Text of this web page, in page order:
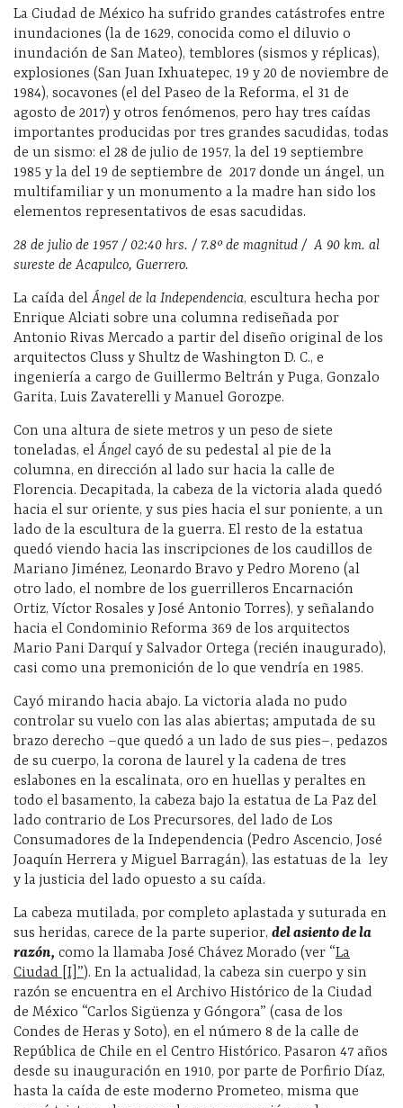
La Ciudad de México ha sufrido grandes catástrofes entre
inundaciones (la de 1629, conocida como el diluvio o
inundación de San Mateo), temblores (sismos y réplicas),
explosiones (San Juan Ixhuatepec, 19 y 20 de noviembre de
1984), socavones (el del Paseo de la Reforma, el 31 de
agosto de 2017) y otros fenómenos, pero hay tres caídas
importantes producidas por tres grandes sacudidas, todas
de un sismo: el 28 de julio de 1957, la del 19 septiembre
1985 y la del 19 de septiembre de 2017 donde un ángel, un
multifamiliar y un monumento a la madre han sido los
elementos representativos de esas sacudidas.
28 de julio de 1957 / 02:40 hrs. / 7.8º de magnitud / A 90 km. al
sureste de Acapulco, Guerrero.
La caída delÁngel de la Independencia, escultura hecha por
Enrique Alciati sobre una columna rediseñada por
Antonio Rivas Mercado a partir del diseño original de los
arquitectos Cluss y Shultz de Washington D. C., e
ingeniería a cargo de Guillermo Beltrán y Puga, Gonzalo
Garita, Luis Zavaterelli y Manuel Gorozpe.
Con una altura de siete metros y un peso de siete
toneladas, elÁngel cayó de su pedestal al pie de la
columna, en dirección al lado sur hacia la calle de
Florencia. Decapitada, la cabeza de la victoria alada quedó
hacia el sur oriente, y sus pies hacia el sur poniente, a un
lado de la escultura de la guerra. El resto de la estatua
quedó viendo hacia las inscripciones de los caudillos de
Mariano Jiménez, Leonardo Bravo y Pedro Moreno (al
otro lado, el nombre de los guerrilleros Encarnación
Ortiz, Víctor Rosales y José Antonio Torres), y señalando
hacia el Condominio Reforma 369 de los arquitectos
Mario Pani Darquí y Salvador Ortega (recién inaugurado),
casi como una premonición de lo que vendría en 1985.
Cayó mirando hacia abajo. La victoria alada no pudo
controlar su vuelo con las alas abiertas; amputada de su
brazo derecho –que quedó a un lado de sus pies–, pedazos
de su cuerpo, la corona de laurel y la cadena de tres
eslabones en la escalinata, oro en huellas y peraltes en
todo el basamento, la cabeza bajo la estatua de La Paz del
lado contrario de Los Precursores, del lado de Los
Consumadores de la Independencia (Pedro Ascencio, José
Joaquín Herrera y Miguel Barragán), las estatuas de la ley
y la justicia del lado opuesto a su caída.
La cabeza mutilada, por completo aplastada y suturada en
sus heridas, carece de la parte superior, del asiento de la
razón, como la llamaba José Chávez Morado (ver “La
Ciudad [I]”). En la actualidad, la cabeza sin cuerpo y sin
razón se encuentra en el Archivo Histórico de la Ciudad
de México “Carlos Sigüenza y Góngora” (casa de los
Condes de Heras y Soto), en el número 8 de la calle de
República de Chile en el Centro Histórico. Pasaron 47 años
desde su inauguración en 1910, por parte de Porfirio Díaz,
hasta la caída de este moderno Prometeo, misma que